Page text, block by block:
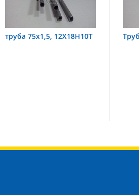
Труба 70х8 08Х22Н6Т